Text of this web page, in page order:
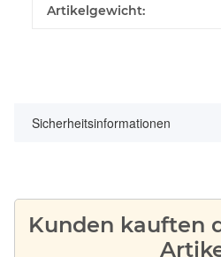
Produkteigenschaft
Wert
Artikelgewicht:
Sicherheitsinformationen
Kunden kauften